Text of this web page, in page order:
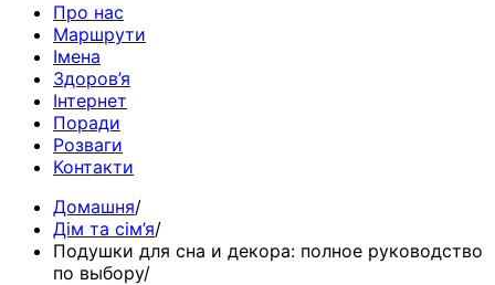
Про нас
Маршрути
Імена
Здоров’я
Інтернет
Поради
Розваги
Контакти
Домашня
Дім та сім’я
Подушки для сна и декора: полное руководство
по выбору